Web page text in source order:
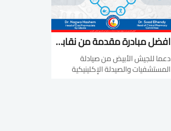
افضل مبادرة مقدمة من نقابة الصيادلة لتعلم العلاجيات الدوائية (الفارماكوثيرابي) مجانا
دعما للجيش الأبيض من صيادلة
المستشفيات والصيدلة الإكلينيكية